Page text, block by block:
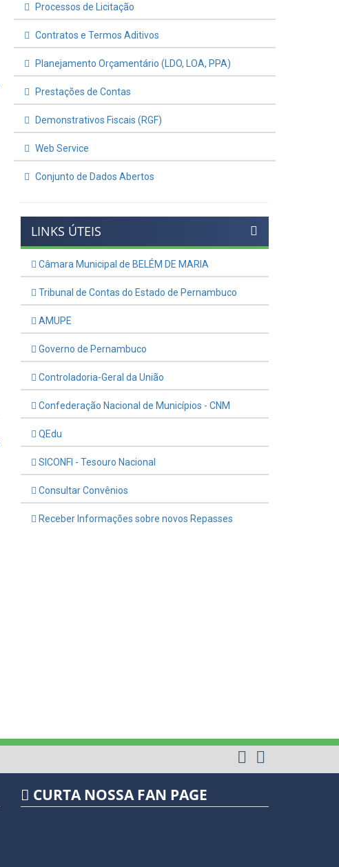
Processos de Licitação
Contratos e Termos Aditivos
Planejamento Orçamentário (LDO, LOA, PPA)
Prestações de Contas
Demonstrativos Fiscais (RGF)
Web Service
Conjunto de Dados Abertos
LINKS ÚTEIS
Câmara Municipal de BELÉM DE MARIA
Tribunal de Contas do Estado de Pernambuco
AMUPE
Governo de Pernambuco
Controladoria-Geral da União
Confederação Nacional de Municípios - CNM
QEdu
SICONFI - Tesouro Nacional
Consultar Convênios
Receber Informações sobre novos Repasses
CURTA NOSSA FAN PAGE